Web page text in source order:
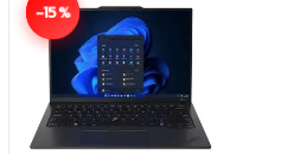
-15%